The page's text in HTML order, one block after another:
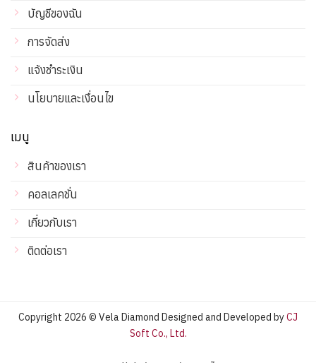
บัญชีของฉัน
การจัดส่ง
แจ้งชำระเงิน
นโยบายและเงื่อนไข
เมนู
สินค้าของเรา
คอลเลคชั่น
เกี่ยวกับเรา
ติดต่อเรา
Copyright 2026 © Vela Diamond Designed and Developed byCJ
Soft Co., Ltd.